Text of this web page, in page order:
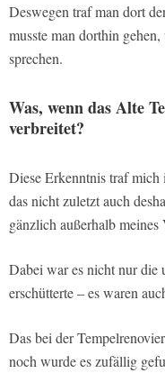
Deswegen traf man dort
musste man dorthin
sprechen.
Was, wenn das Alte
verbreitet?
Diese Erkenntnis traf
das nicht zuletzt auch
gänzlich außerhalb
Dabei war es nicht nur die
erschütterte – es waren
Das bei der
noch wurde es zufällig